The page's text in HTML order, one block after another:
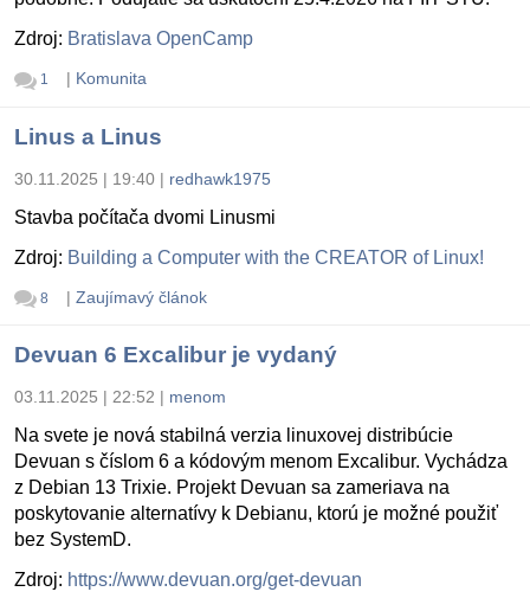
Zdroj: Bratislava OpenCamp
1 | Komunita
Linus a Linus
30.11.2025 | 19:40 | redhawk1975
Stavba počítača dvomi Linusmi
Zdroj: Building a Computer with the CREATOR of Linux!
8 | Zaujímavý článok
Devuan 6 Excalibur je vydaný
03.11.2025 | 22:52 | menom
Na svete je nová stabilná verzia linuxovej distribúcie
Devuan s číslom 6 a kódovým menom Excalibur. Vychádza
z Debian 13 Trixie. Projekt Devuan sa zameriava na
poskytovanie alternatívy k Debianu, ktorú je možné použiť
bez SystemD.
Zdroj: https://www.devuan.org/get-devuan